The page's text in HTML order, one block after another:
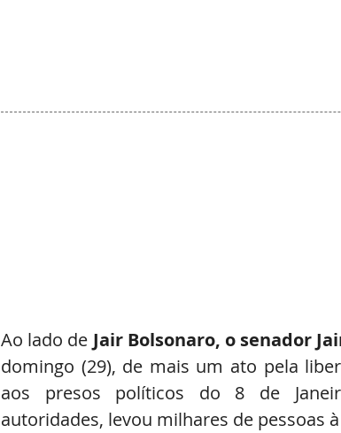
Ao lado de Jair Bolsonaro, o senador
domingo (29), de mais um ato pela
aos presos políticos do 8 de
autoridades, levou milhares de pessoas